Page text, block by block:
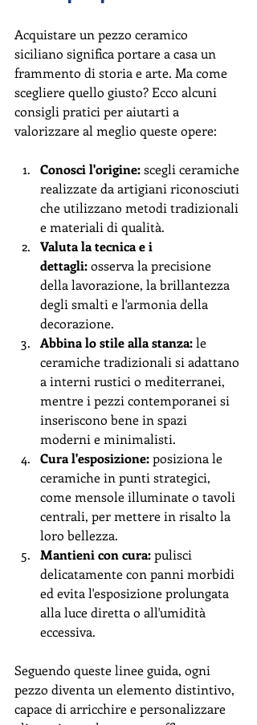
Acquistare un pezzo ceramico
siciliano significa portare a casa un
frammento di storia e arte. Ma come
scegliere quello giusto? Ecco alcuni
consigli pratici per aiutarti a
valorizzare al meglio queste opere:
Conosci l'origine: scegli ceramiche
realizzate da artigiani riconosciuti
che utilizzano metodi tradizionali
e materiali di qualità.
Valuta la tecnica e i
dettagli: osserva la precisione
della lavorazione, la brillantezza
degli smalti e l'armonia della
decorazione.
Abbina lo stile alla stanza: le
ceramiche tradizionali si adattano
a interni rustici o mediterranei,
mentre i pezzi contemporanei si
inseriscono bene in spazi
moderni e minimalisti.
Cura l'esposizione: posiziona le
ceramiche in punti strategici,
come mensole illuminate o tavoli
centrali, per mettere in risalto la
loro bellezza.
Mantieni con cura: pulisci
delicatamente con panni morbidi
ed evita l'esposizione prolungata
alla luce diretta o all'umidità
eccessiva.
Seguendo queste linee guida, ogni
pezzo diventa un elemento distintivo,
capace di arricchire e personalizzare